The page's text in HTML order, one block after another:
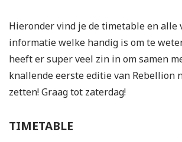
Hieronder vind je de timetable en alle
informatie welke handig is om te
heeft er super veel zin in om samen
knallende eerste editie van Rebellion
zetten! Graag tot zaterdag!
TIMETABLE